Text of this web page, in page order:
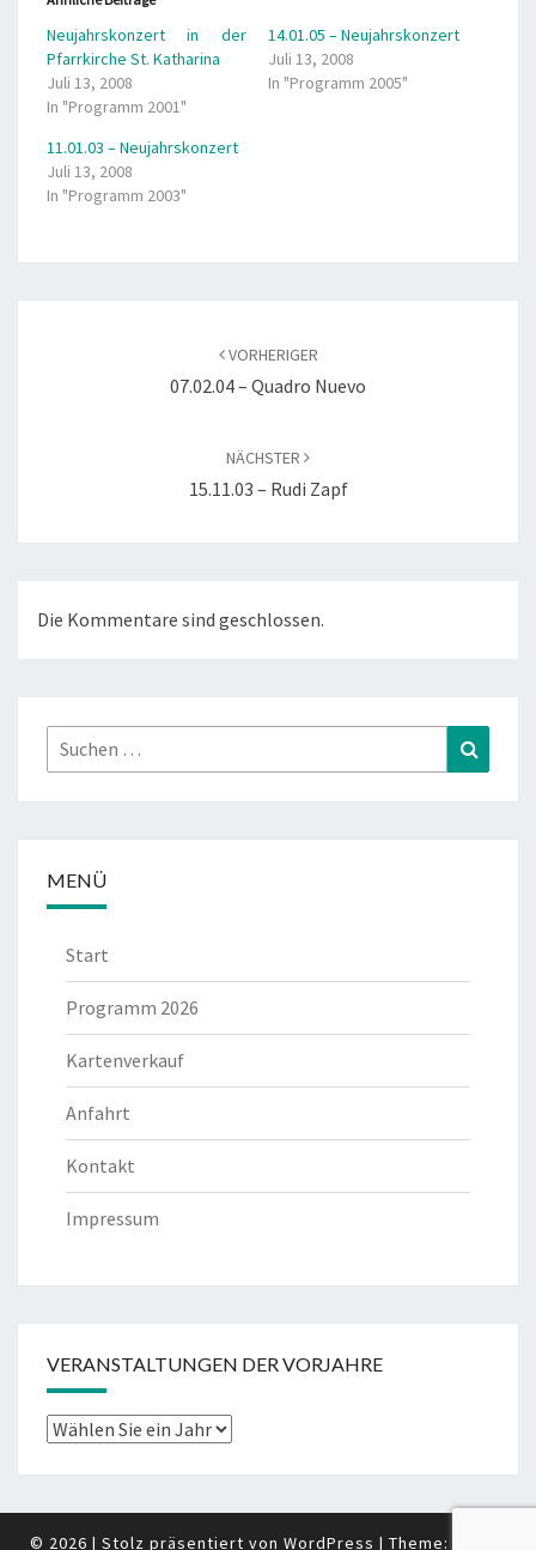
Neujahrskonzert in der
Pfarrkirche St. Katharina
Juli 13, 2008
In "Programm 2001"
14.01.05 – Neujahrskonzert
Juli 13, 2008
In "Programm 2005"
11.01.03 – Neujahrskonzert
Juli 13, 2008
In "Programm 2003"
VORHERIGER
07.02.04 – Quadro Nuevo
NÄCHSTER
15.11.03 – Rudi Zapf
Die Kommentare sind geschlossen.
Suchen
nach:
MENÜ
Start
Programm 2026
Kartenverkauf
Anfahrt
Kontakt
Impressum
VERANSTALTUNGEN DER VORJAHRE
© 2026 | Stolz präsentiert von WordPress | Theme: